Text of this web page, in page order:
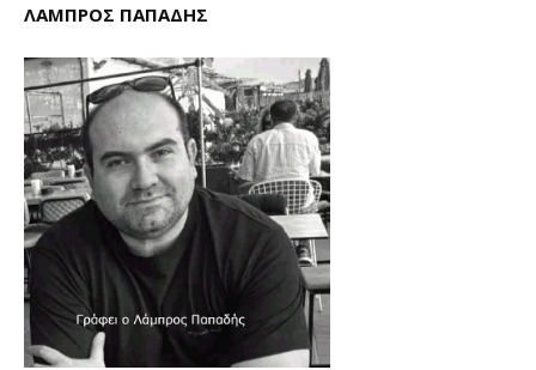
ΛΑΜΠΡΟΣ ΠΑΠΑΔΗΣ